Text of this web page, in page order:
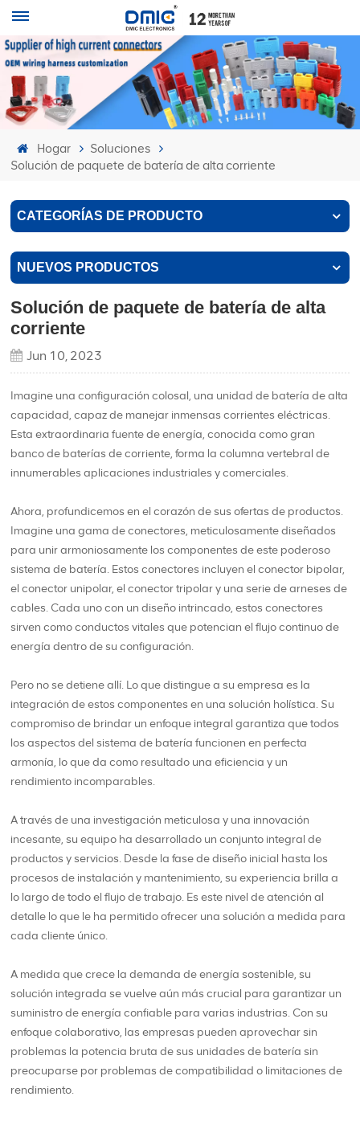
Hogar
Soluciones
Solución de paquete de batería de alta corriente
CATEGORÍAS DE PRODUCTO
NUEVOS PRODUCTOS
Solución de paquete de batería de alta
corriente
Jun 10, 2023
Imagine una configuración colosal, una unidad de batería de alta
capacidad, capaz de manejar inmensas corrientes eléctricas.
Esta extraordinaria fuente de energía, conocida como gran
banco de baterías de corriente, forma la columna vertebral de
innumerables aplicaciones industriales y comerciales.
Ahora, profundicemos en el corazón de sus ofertas de productos.
Imagine una gama de conectores, meticulosamente diseñados
para unir armoniosamente los componentes de este poderoso
sistema de batería. Estos conectores incluyen el conector bipolar,
el conector unipolar, el conector tripolar y una serie de arneses de
cables. Cada uno con un diseño intrincado, estos conectores
sirven como conductos vitales que potencian el flujo continuo de
energía dentro de su configuración.
Pero no se detiene allí. Lo que distingue a su empresa es la
integración de estos componentes en una solución holística. Su
compromiso de brindar un enfoque integral garantiza que todos
los aspectos del sistema de batería funcionen en perfecta
armonía, lo que da como resultado una eficiencia y un
rendimiento incomparables.
A través de una investigación meticulosa y una innovación
incesante, su equipo ha desarrollado un conjunto integral de
productos y servicios. Desde la fase de diseño inicial hasta los
procesos de instalación y mantenimiento, su experiencia brilla a
lo largo de todo el flujo de trabajo. Es este nivel de atención al
detalle lo que le ha permitido ofrecer una solución a medida para
cada cliente único.
A medida que crece la demanda de energía sostenible, su
solución integrada se vuelve aún más crucial para garantizar un
suministro de energía confiable para varias industrias. Con su
enfoque colaborativo, las empresas pueden aprovechar sin
problemas la potencia bruta de sus unidades de batería sin
preocuparse por problemas de compatibilidad o limitaciones de
rendimiento.